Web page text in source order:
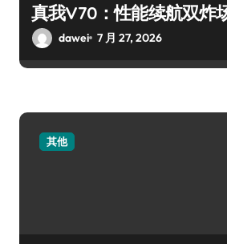
真我V70：性能续航双炸
dawei 7 月 27, 2026
其他